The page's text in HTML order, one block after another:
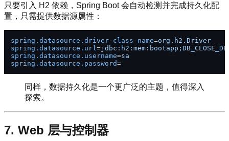
只要引入 H2 依赖，Spring Boot 会自动检测并完成持久化配
置，只需提供数据源属性：
spring.datasource.driver-class-name=org.h2.Driver
spring.datasource.url =
spring.datasource.username=sa
spring.datasource.password=
同样，数据持久化是一个更广泛的主题，值得深入
探索。
7. Web 层与控制器